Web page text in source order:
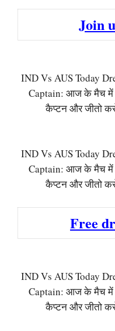
Join
IND Vs AUS Today
Captain: आज के मैच में
कैप्टन और जीतो
IND Vs AUS Today
Captain: आज के मैच में
कैप्टन और जीतो
Free
IND Vs AUS Today
Captain: आज के मैच में
कैप्टन और जीतो